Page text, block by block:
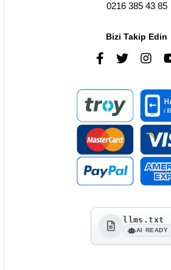
0216 385 43 85
Bizi Takip Edin
llms.txt
AI READY